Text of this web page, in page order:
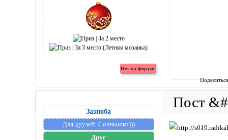
Зазноба
Для друзей: Солнышко)))
Друг